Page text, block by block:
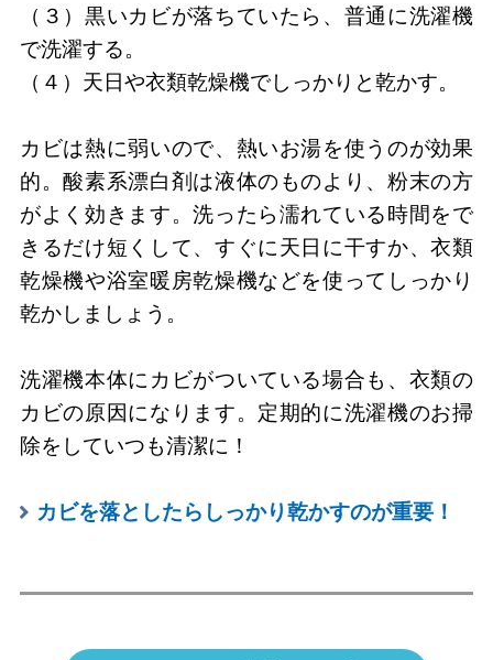
（３）黒いカビが落ちていたら、普通に洗濯機
で洗濯する。
（４）天日や衣類乾燥機でしっかりと乾かす。
カビは熱に弱いので、熱いお湯を使うのが効果
的。酸素系漂白剤は液体のものより、粉末の方
がよく効きます。洗ったら濡れている時間をで
きるだけ短くして、すぐに天日に干すか、衣類
乾燥機や浴室暖房乾燥機などを使ってしっかり
乾かしましょう。
洗濯機本体にカビがついている場合も、衣類の
カビの原因になります。定期的に洗濯機のお掃
除をしていつも清潔に！
カビを落としたらしっかり乾かすのが重要！